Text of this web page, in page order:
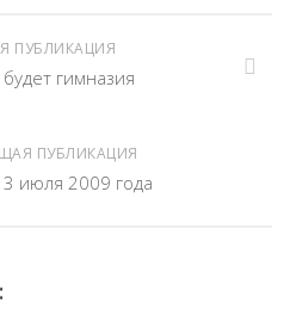
ПУБЛИКАЦИЯ
гимназия
ПУБЛИКАЦИЯ
июля 2009 года